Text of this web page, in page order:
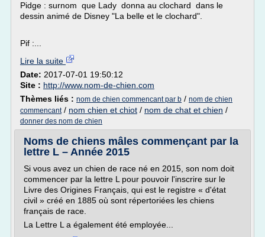
Pidge : surnom que Lady donna au clochard dans le
dessin animé de Disney "La belle et le clochard".
Pif :...
Lire la suite
Date: 2017-07-01 19:50:12
Site : http://www.nom-de-chien.com
Thèmes liés : nom de chien commencant par b / nom de chien
commencant/ nom chien et chiot / nom de chat et chien /
donner des nom de chien
Noms de chiens mâles commençant par la
lettre L – Année 2015
Si vous avez un chien de race né en 2015, son nom doit
commencer par la lettre L pour pouvoir l'inscrire sur le
Livre des Origines Français, qui est le registre « d'état
civil » créé en 1885 où sont répertoriées les chiens
français de race.
La Lettre L a également été employée...